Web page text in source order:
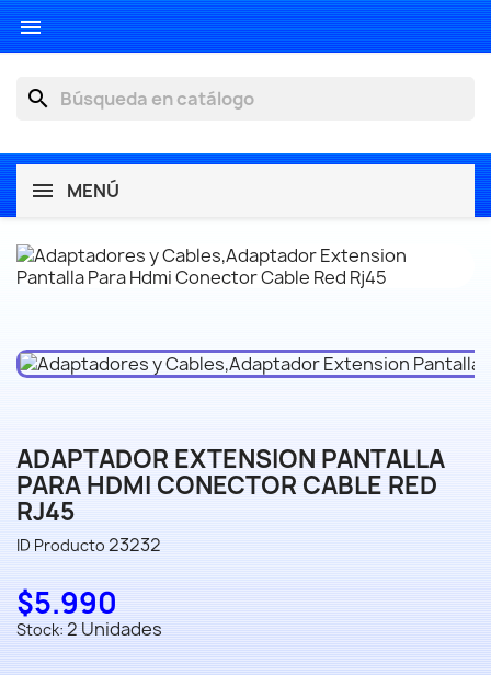

search
MENÚ
ADAPTADOR EXTENSION PANTALLA
PARA HDMI CONECTOR CABLE RED
RJ45
ID Producto 23232
$5.990
Stock: 2 Unidades